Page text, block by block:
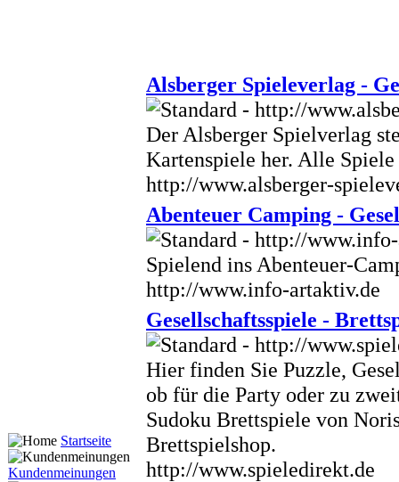
Startseite
Kundenmeinungen
Alsberger Spieleverlag -
Der Alsberger Spielverlag
Kartenspiele her. Alle
http://www.alsberger-
Abenteuer Camping -
Spielend ins Abenteuer-
http://www.info-artaktiv.de
Gesellschaftsspiele -
Hier finden Sie Puzzle,
ob für die Party oder zu
Sudoku Brettspiele von
Brettspielshop.
http://www.spieledirekt.de